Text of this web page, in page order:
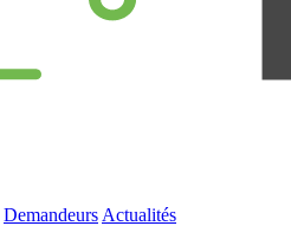
Demandeurs Actualités